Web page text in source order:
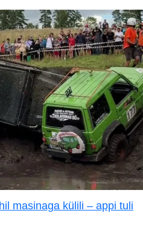
masinaga külili – appi tuli